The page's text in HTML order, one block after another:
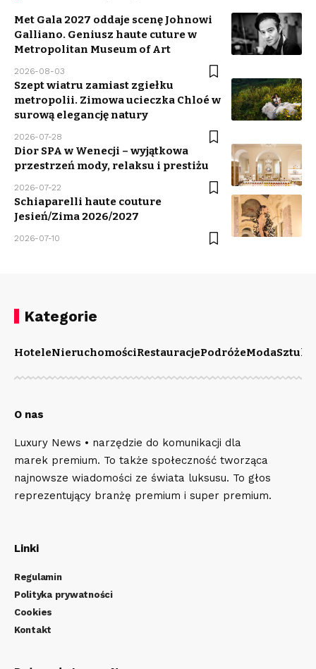
Met Gala 2027 oddaje scenę Johnowi
Galliano. Geniusz haute cuture w
Metropolitan Museum of Art
2026-08-03
Szept wiatru zamiast zgiełku
metropolii. Zimowa ucieczka Chloé w
surową elegancję natury
2026-07-28
Dior SPA w Wenecji – wyjątkowa
przestrzeń mody, relaksu i prestiżu
2026-07-22
Schiaparelli haute couture
Jesień/Zima 2026/2027
2026-07-10
Kategorie
HoteleNieruchomościRestauracjePodróżeModaSztuka
O nas
Luxury News • narzędzie do komunikacji dla
marek premium. To także społeczność tworząca
najnowsze wiadomości ze świata luksusu. To głos
reprezentujący branżę premium i super premium.
Linki
Regulamin
Polityka prywatności
Cookies
Kontakt